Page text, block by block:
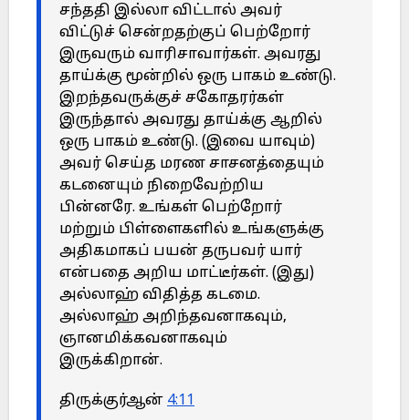
சந்ததி இல்லா விட்டால் அவர்
விட்டுச் சென்றதற்குப் பெற்றோர்
இருவரும் வாரிசாவார்கள். அவரது
தாய்க்கு மூன்றில் ஒரு பாகம் உண்டு.
இறந்தவருக்குச் சகோதரர்கள்
இருந்தால் அவரது தாய்க்கு ஆறில்
ஒரு பாகம் உண்டு. (இவை யாவும்)
அவர் செய்த மரண சாசனத்தையும்
கடனையும் நிறைவேற்றிய
பின்னரே. உங்கள் பெற்றோர்
மற்றும் பிள்ளைகளில் உங்களுக்கு
அதிகமாகப் பயன் தருபவர் யார்
என்பதை அறிய மாட்டீர்கள். (இது)
அல்லாஹ் விதித்த கடமை.
அல்லாஹ் அறிந்தவனாகவும்,
ஞானமிக்கவனாகவும்
இருக்கிறான்.
திருக்குர்ஆன் 4:11